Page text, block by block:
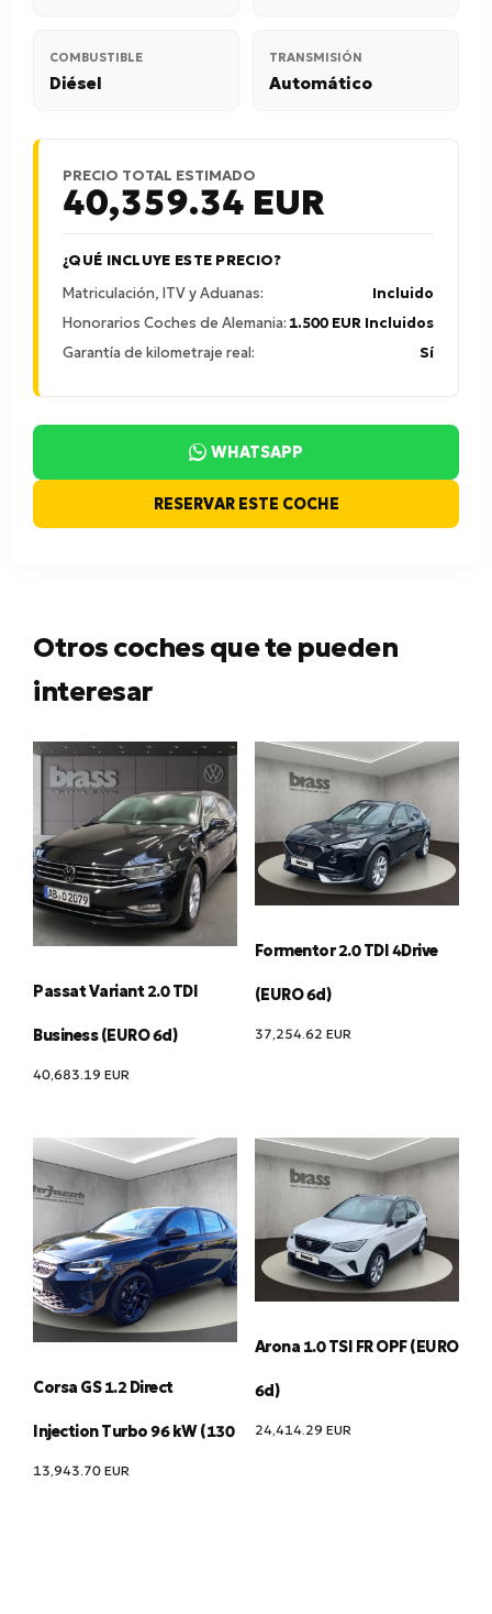
COMBUSTIBLE
Diésel
TRANSMISIÓN
Automático
PRECIO TOTAL ESTIMADO
40,359.34 EUR
¿QUÉ INCLUYE ESTE PRECIO?
Matriculación, ITV y Aduanas:
Incluido
Honorarios Coches de Alemania: 1.500 EUR Incluidos
Garantía de kilometraje real:
Sí
WHATSAPP
RESERVAR ESTE COCHE
Otros coches que te pueden
interesar
Passat Variant 2.0 TDI
Business (EURO 6d)
40,683.19 EUR
Formentor 2.0 TDI 4Drive
(EURO 6d)
37,254.62 EUR
Corsa GS 1.2 Direct
Injection Turbo 96 kW (130
13,943.70 EUR
Arona 1.0 TSI FR OPF (EURO
6d)
24,414.29 EUR